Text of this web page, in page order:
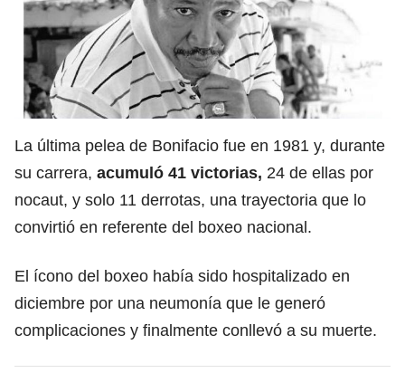
La última pelea de Bonifacio fue en 1981 y, durante
su carrera, acumuló 41 victorias, 24 de ellas por
nocaut, y solo 11 derrotas, una trayectoria que lo
convirtió en referente del boxeo nacional.
El ícono del boxeo había sido hospitalizado en
diciembre por una neumonía que le generó
complicaciones y finalmente conllevó a su muerte.